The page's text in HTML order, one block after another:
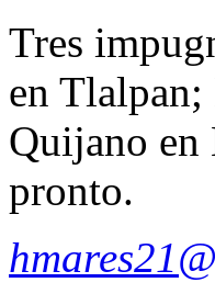
Tres
en
Quijano en
pronto.